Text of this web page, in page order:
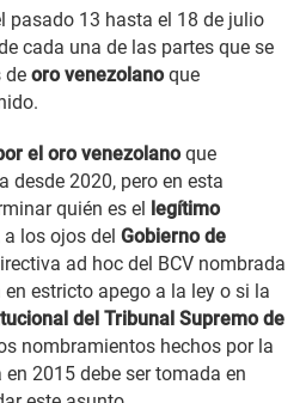
pasado 13 hasta el 18 de julio
cada una de las partes que se
de oro venezolano que
el oro venezolano que
desde 2020, pero en esta
quién es el legítimo
a los ojos del Gobierno de
ad hoc del BCV nombrada
estricto apego a la ley o si la
del Tribunal Supremo de
nombramientos hechos por la
2015 debe ser tomada en